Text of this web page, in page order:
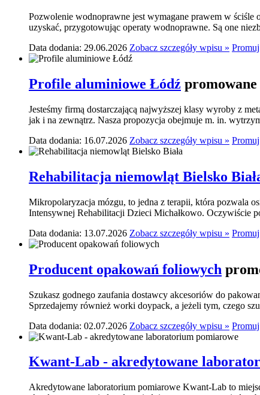
Pozwolenie wodnoprawne jest wymagane prawem w ściśle
uzyskać, przygotowując operaty wodnoprawne. Są one
Data dodania: 29.06.2026 Zobacz szczegóły wpisu »
Profile aluminiowe Łódź
Jesteśmy firmą dostarczającą najwyższej klasy wyroby z
jak i na zewnątrz. Nasza propozycja obejmuje m. in.
Data dodania: 16.07.2026 Zobacz szczegóły wpisu »
Rehabilitacja niemowląt Bielsko
Mikropolaryzacja mózgu, to jedna z terapii, która pozwala
Intensywnej Rehabilitacji Dzieci Michałkowo. Oczywiście
Data dodania: 13.07.2026 Zobacz szczegóły wpisu »
Producent opakowań foliowych
Szukasz godnego zaufania dostawcy akcesoriów do
Sprzedajemy również worki doypack, a jeżeli tym, czego
Data dodania: 02.07.2026 Zobacz szczegóły wpisu »
Kwant-Lab - akredytowane
Akredytowane laboratorium pomiarowe Kwant-Lab to